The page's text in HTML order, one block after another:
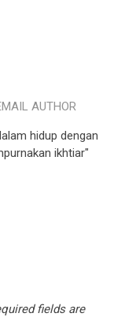
AUTHOR
hidup dengan
ikhtiar"
fields are